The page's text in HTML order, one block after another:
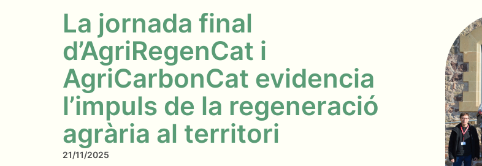
La jornada final
d’AgriRegenCat i
AgriCarbonCat evidencia
l’impuls de la regeneració
agrària al territori
21/11/2025